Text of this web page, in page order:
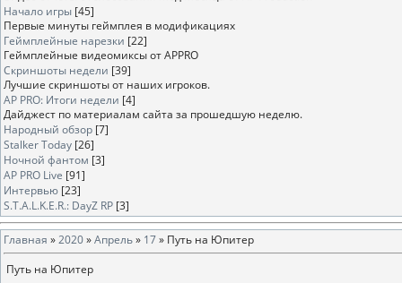
Начало игры [45]
Первые минуты геймплея в модификациях
Геймплейные нарезки [22]
Геймплейные видеомиксы от APPRO
Скриншоты недели [39]
Лучшие скриншоты от наших игроков.
AP PRO: Итоги недели [4]
Дайджест по материалам сайта за прошедшую неделю.
Народный обзор [7]
Stalker Today [26]
Ночной фантом [3]
AP PRO Live [91]
Интервью [23]
S.T.A.L.K.E.R.: DayZ RP [3]
Главная »2020»Апрель» 17» Путь на Юпитер
Путь на Юпитер